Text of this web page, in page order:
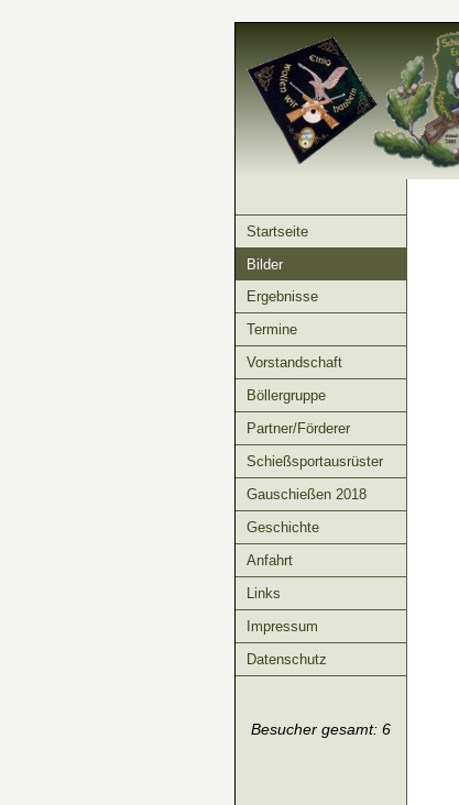
Startseite
Bilder
Ergebnisse
Termine
Vorstandschaft
Böllergruppe
Partner/Förderer
Schießsportausrüster
Gauschießen 2018
Geschichte
Anfahrt
Links
Impressum
Datenschutz
Besucher gesamt: 6